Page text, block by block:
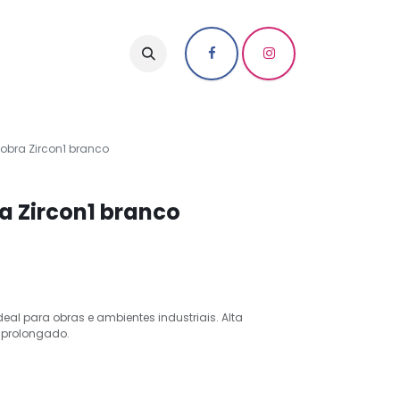
Zircon1 branco
Zircon1 branco
para obras e ambientes industriais. Alta